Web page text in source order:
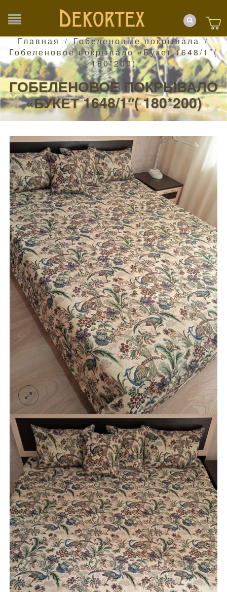
Главная / Гобеленовые покрывала /
Гобеленовое покрывало «Букет 1648/1″(
180*200)
ГОБЕЛЕНОВОЕ ПОКРЫВАЛО
«БУКЕТ 1648/1″( 180*200)